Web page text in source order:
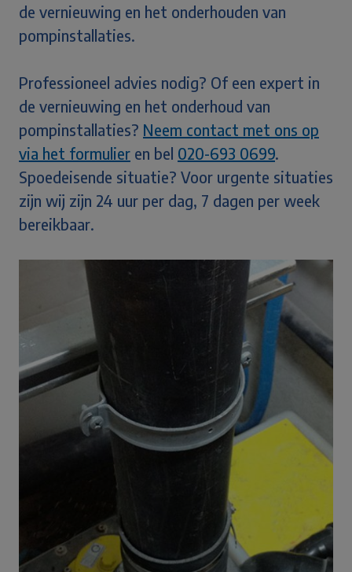
de vernieuwing en het onderhouden van
pompinstallaties.
Professioneel advies nodig? Of een expert in
de vernieuwing en het onderhoud van
pompinstallaties? Neem contact met ons op
via het formulier en bel 020-693 0699.
Spoedeisende situatie? Voor urgente situaties
zijn wij zijn 24 uur per dag, 7 dagen per week
bereikbaar.